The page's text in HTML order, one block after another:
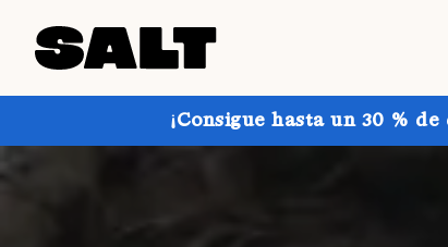
¡Consigue hasta un 30 %